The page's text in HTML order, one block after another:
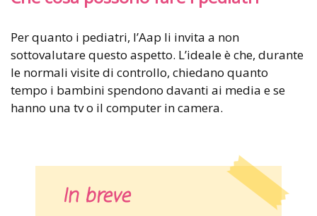
Per quanto i pediatri, l’Aap li invita a non
sottovalutare questo aspetto. L’ideale è che, durante
le normali visite di controllo, chiedano quanto
tempo i bambini spendono davanti ai media e se
hanno una tv o il computer in camera.
In breve